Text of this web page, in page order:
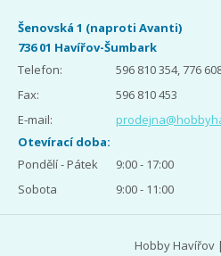
Šenovská 1 (naproti Avanti)
736 01 Havířov-Šumbark
Telefon:
596 810 354, 776
Fax:
596 810 453
E-mail:
Otevírací doba:
Pondělí - Pátek
9:00 - 17:00
Sobota
9:00 - 11:00
Hobby Havířov